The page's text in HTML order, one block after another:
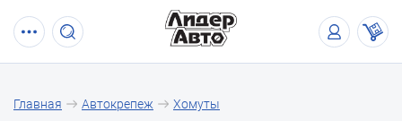
Главная Автокрепеж
Хомуты